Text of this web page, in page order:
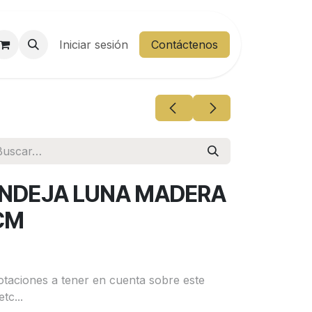
Área Cliente
Iniciar sesión Contáctenos
LUNA MADERA